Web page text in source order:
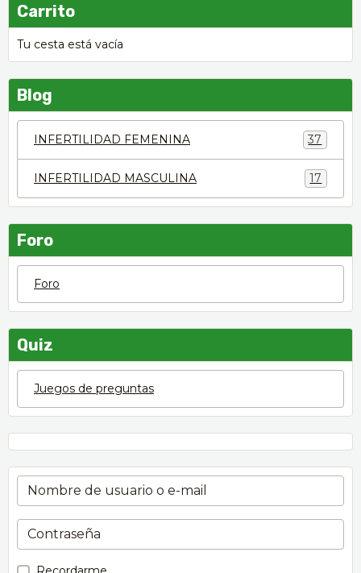
Carrito
Tu cesta está vacía
Blog
INFERTILIDAD FEMENINA 37
INFERTILIDAD MASCULINA 17
Foro
Foro
Quiz
Juegos de preguntas